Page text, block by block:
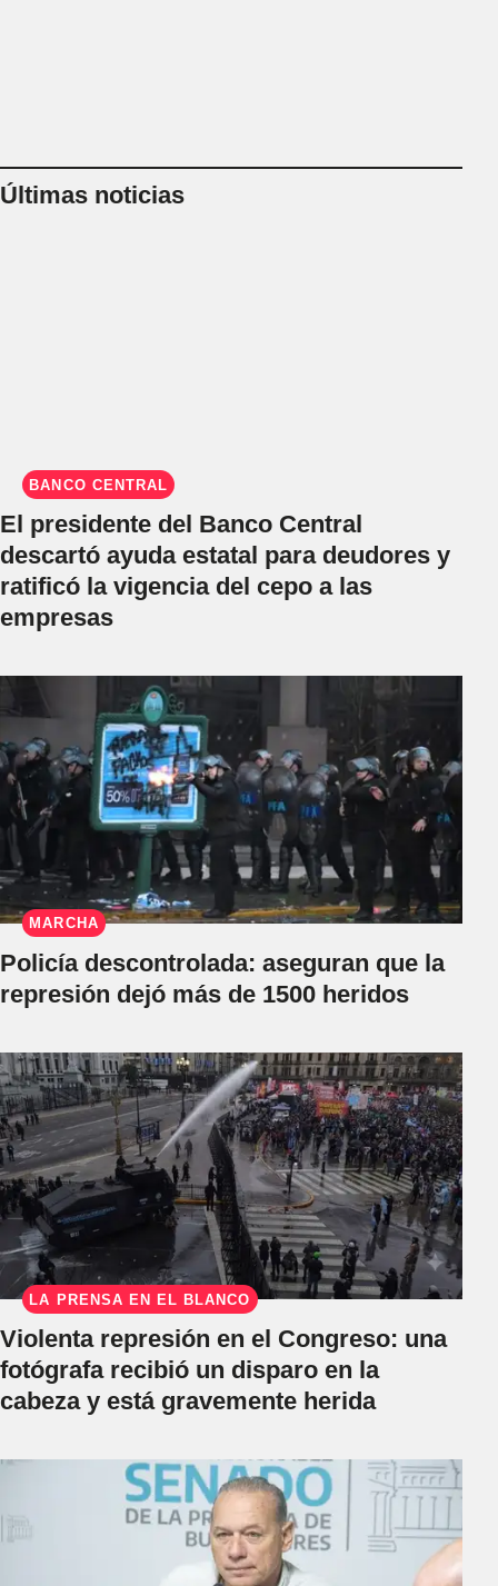
Últimas noticias
BANCO CENTRAL
El presidente del Banco Central
descartó ayuda estatal para deudores y
ratificó la vigencia del cepo a las
empresas
MARCHA
Policía descontrolada: aseguran que la
represión dejó más de 1500 heridos
LA PRENSA EN EL BLANCO
Violenta represión en el Congreso: una
fotógrafa recibió un disparo en la
cabeza y está gravemente herida